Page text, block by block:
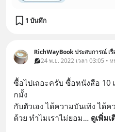
1 บันทึก
RichWayBook ประสบการณ์ เรื่
24 พ.ย. 2022 เวลา 03:05 •
ซื้อไปเถอะครับ ซื้อหนังสือ 10
กมั้ง
กับตัวเอง ได้ความบันเทิง ได้
ด้วย ทำไมเราไม่ยอม... ดูเพิ่มเ